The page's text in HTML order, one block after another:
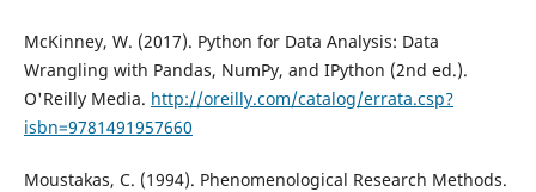
McKinney, W. (2017). Python for Data Analysis: Data
Wrangling with Pandas, NumPy, and IPython (2nd ed.).
O'Reilly Media. http://oreilly.com/catalog/errata.csp?
isbn=9781491957660
Moustakas, C. (1994). Phenomenological Research Methods.